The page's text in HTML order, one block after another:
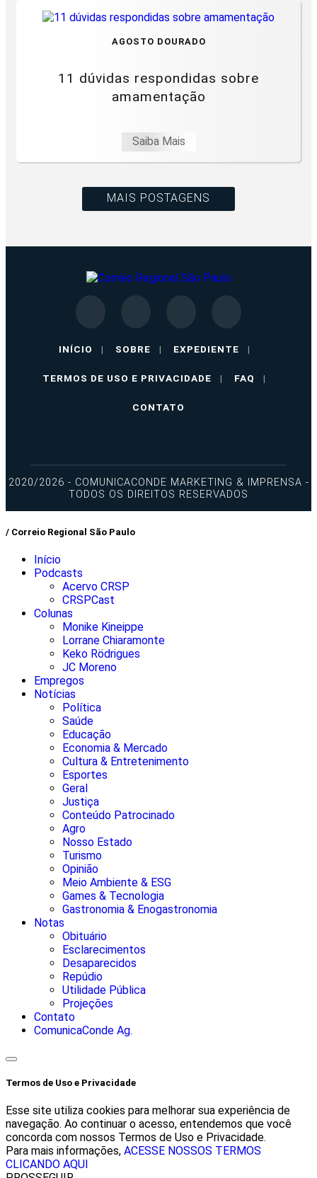
AGOSTO DOURADO
11 dúvidas respondidas sobre
amamentação
Saiba Mais
MAIS POSTAGENS
INÍCIO | SOBRE | EXPEDIENTE |
TERMOS DE USO E PRIVACIDADE | FAQ |
CONTATO
2020/2026 - COMUNICACONDE MARKETING & IMPRENSA -
TODOS OS DIREITOS RESERVADOS
/ Correio Regional São Paulo
Início
Podcasts
Acervo CRSP
CRSPCast
Colunas
Monike Kineippe
Lorrane Chiaramonte
Keko Rödrigues
JC Moreno
Empregos
Notícias
Política
Saúde
Educação
Economia & Mercado
Cultura & Entretenimento
Esportes
Geral
Justiça
Conteúdo Patrocinado
Agro
Nosso Estado
Turismo
Opinião
Meio Ambiente & ESG
Games & Tecnologia
Gastronomia & Enogastronomia
Notas
Obituário
Esclarecimentos
Desaparecidos
Repúdio
Utilidade Pública
Projeções
Contato
ComunicaConde Ag.
Termos de Uso e Privacidade
Esse site utiliza cookies para melhorar sua experiência de
navegação. Ao continuar o acesso, entendemos que você
concorda com nossos Termos de Uso e Privacidade.
Para mais informações, ACESSE NOSSOS TERMOS
CLICANDO AQUI